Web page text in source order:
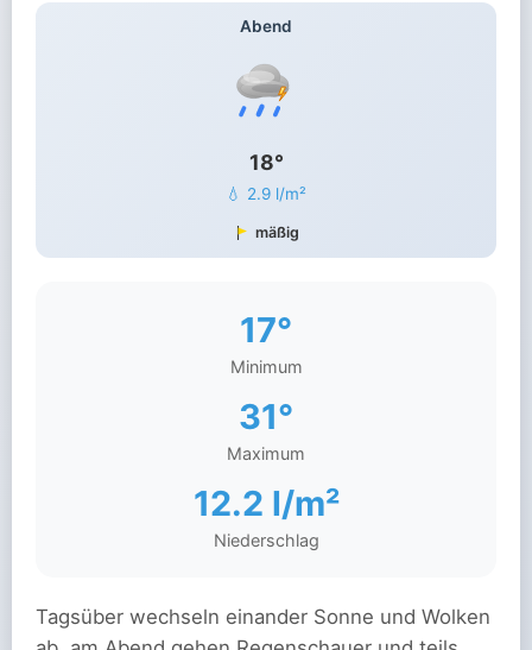
Abend
18°
💧 2.9 l/m²
mäßig
17°
Minimum
31°
Maximum
12.2 l/m²
Niederschlag
Tagsüber wechseln einander Sonne und Wolken